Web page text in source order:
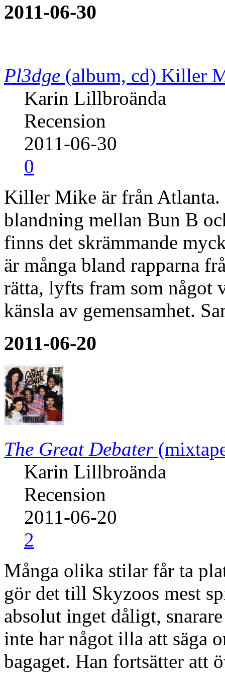
2011-06-30
Pl3dge(album, cd)
Karin Lillbroända
Recension
2011-06-30
0
Killer Mike är från Atlanta.
blandning mellan Bun B
finns det skrämmande
är många bland rapparna
känsla av gemensamhet.
2011-06-20
The Great Debater
Karin Lillbroända
Recension
2011-06-20
2
Många olika stilar får ta
gör det till Skyzoos mest
absolut inget dåligt,